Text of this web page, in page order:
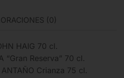
(0)
HAIG 70 cl.
“Gran Reserva” 70 cl.
Crianza 75 cl.